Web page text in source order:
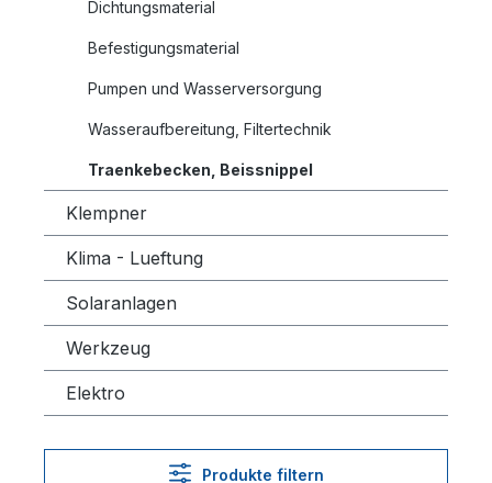
Dichtungsmaterial
Befestigungsmaterial
Pumpen und Wasserversorgung
Wasseraufbereitung, Filtertechnik
Traenkebecken, Beissnippel
Klempner
Klima - Lueftung
Solaranlagen
Werkzeug
Elektro
Produkte filtern